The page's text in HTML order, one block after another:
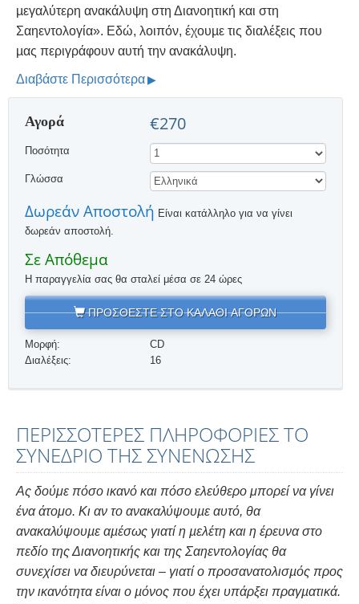
µεγαλύτερη ανακάλυψη στη Διανοητική και στη
Σαηεντολογία». Εδώ, λοιπόν, έχουµε τις διαλέξεις που
µας περιγράφουν αυτή την ανακάλυψη.
Διαβάστε Περισσότερα
Αγορά €270
Ποσότητα
Γλώσσα
Δωρεάν Αποστολή Είναι κατάλληλο για να γίνει
δωρεάν αποστολή.
Σε Απόθεμα
Η παραγγελία σας θα σταλεί μέσα σε 24 ώρες
ΠΡΟΣΘΕΣΤΕ ΣΤΟ ΚΑΛΑΘΙ ΑΓΟΡΩΝ
Μορφή:
CD
Διαλέξεις:
16
ΠΕΡΙΣΣΟΤΕΡΕΣ ΠΛΗΡΟΦΟΡΙΕΣ ΤΟ
ΣΥΝΕΔΡΙΟ ΤΗΣ ΣΥΝΕΝΩΣΗΣ
Ας δούμε πόσο ικανό και πόσο ελεύθερο μπορεί να γίνει
ένα άτομο. Κι αν το ανακαλύψουµε αυτό, θα
ανακαλύψουµε αµέσως γιατί η µελέτη και η έρευνα στο
πεδίο της Διανοητικής και της Σαηεντολογίας θα
συνεχίσει να διευρύνεται – γιατί ο προσανατολισµός προς
την ικανότητα είναι ο µόνος που έχει υπάρξει πραγµατικά.